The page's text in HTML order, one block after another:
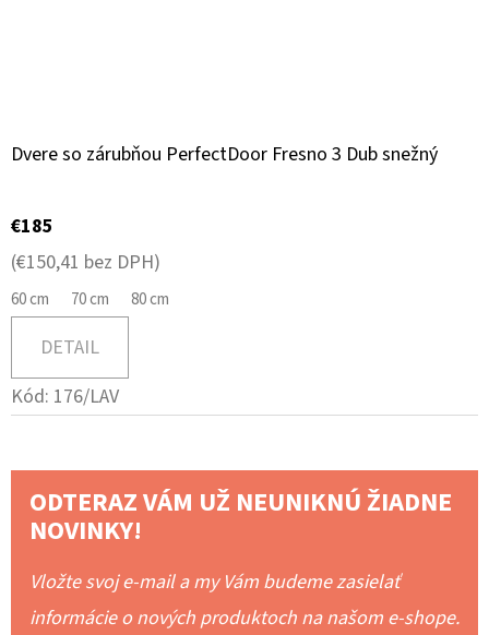
Dvere so zárubňou PerfectDoor Fresno 3 Dub snežný
€185
(€150,41 bez DPH)
60 cm 70 cm 80 cm
DETAIL
Kód: 176/LAV
ODTERAZ VÁM UŽ NEUNIKNÚ ŽIADNE
NOVINKY!
Vložte svoj e-mail a my Vám budeme zasielať
informácie o nových produktoch na našom e-shope.